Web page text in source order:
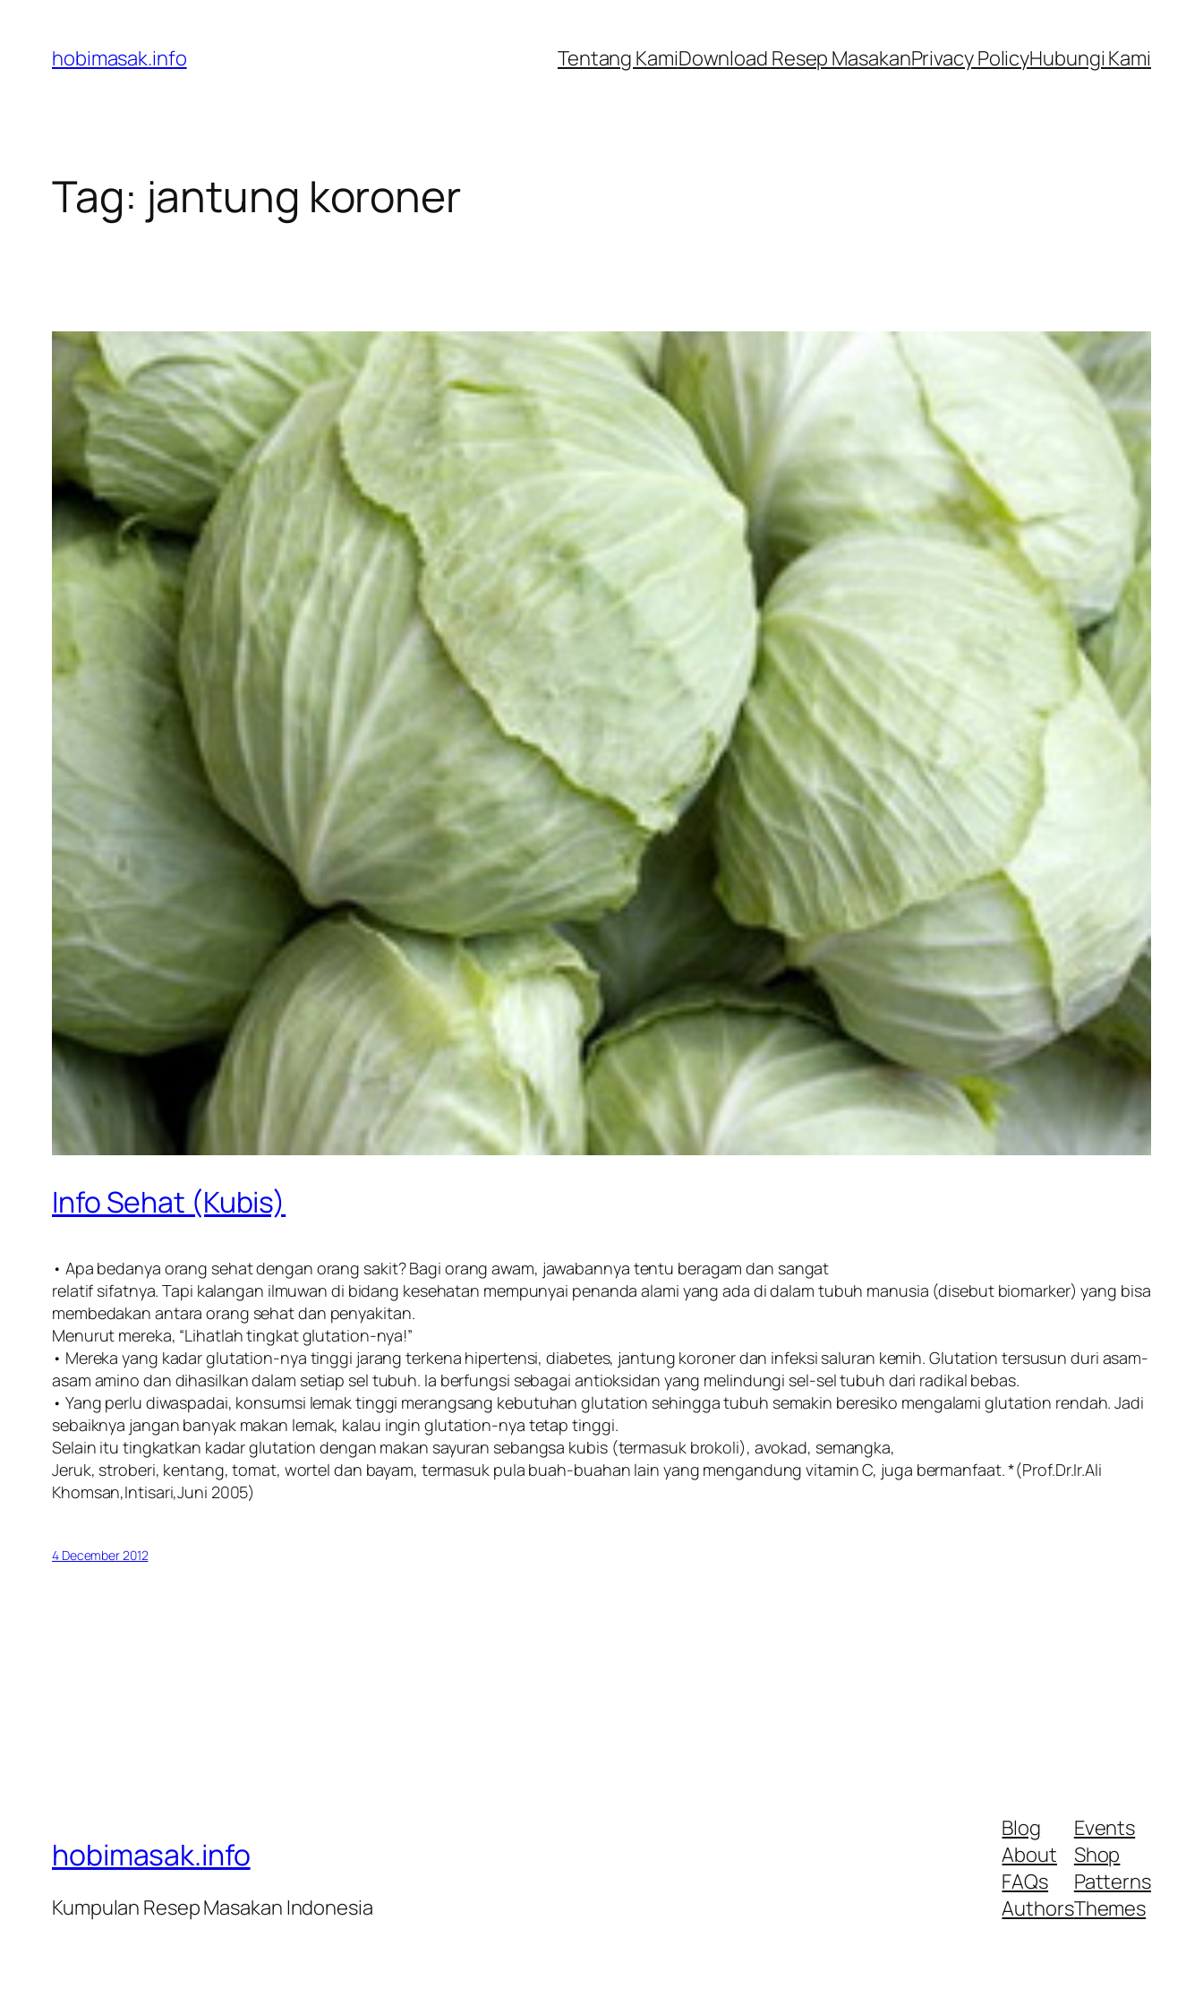
content
hobimasak.info Tentang KamiDownload Resep MasakanPrivacy PolicyHubungi Kami
Tag: jantung koroner
Info Sehat (Kubis)
• Apa bedanya orang sehat dengan orang sakit? Bagi orang awam, jawabannya tentu beragam dan sangat
relatif sifatnya. Tapi kalangan ilmuwan di bidang kesehatan mempunyai penanda alami yang ada di dalam tubuh manusia (disebut biomarker) yang bisa
membedakan antara orang sehat dan penyakitan.
Menurut mereka, “Lihatlah tingkat glutation-nya!”
• Mereka yang kadar glutation-nya tinggi jarang terkena hipertensi, diabetes, jantung koroner dan infeksi saluran kemih. Glutation tersusun duri asam-
asam amino dan dihasilkan dalam setiap sel tubuh. Ia berfungsi sebagai antioksidan yang melindungi sel-sel tubuh dari radikal bebas.
• Yang perlu diwaspadai, konsumsi lemak tinggi merangsang kebutuhan glutation sehingga tubuh semakin beresiko mengalami glutation rendah. Jadi
sebaiknya jangan banyak makan lemak, kalau ingin glutation-nya tetap tinggi.
Selain itu tingkatkan kadar glutation dengan makan sayuran sebangsa kubis (termasuk brokoli), avokad, semangka,
Jeruk, stroberi, kentang, tomat, wortel dan bayam, termasuk pula buah-buahan lain yang mengandung vitamin C, juga bermanfaat. *(Prof.Dr.Ir.Ali
Khomsan,Intisari,Juni 2005)
4 December 2012
hobimasak.info
Kumpulan Resep Masakan Indonesia
Blog
About
FAQs
Authors
Events
Shop
Patterns
Themes